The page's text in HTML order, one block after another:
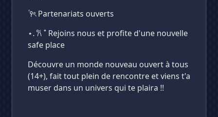
۫ ꣑ৎ Partenariats ouverts
⋆. 𐙚 ˚ Rejoins nous et profite d'une nouvelle
safe place
Découvre un monde nouveau ouvert à tous
(14+), fait tout plein de rencontre et viens t'a
muser dans un univers qui te plaira !!